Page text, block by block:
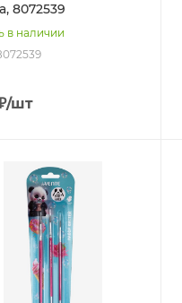
8072539
в наличии
/шт